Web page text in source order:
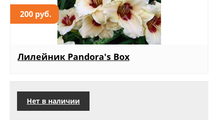
200 руб.
Лилейник Pandora's Box
Нет в наличии